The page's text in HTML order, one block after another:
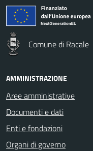
Comune di Racale
AMMINISTRAZIONE
Aree amministrative
Documenti e dati
Enti e fondazioni
Organi di governo